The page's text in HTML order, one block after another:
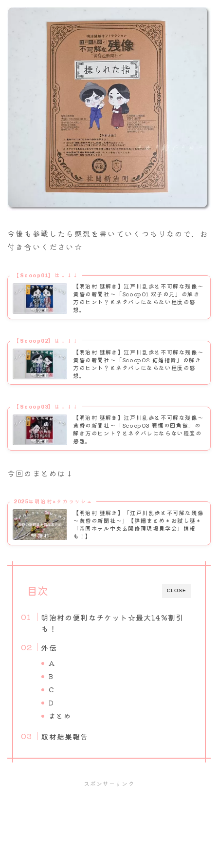
今後も参戦したら感想を書いていくつもりなので、お
付き合いください☆
【Scoop01】は↓↓↓
【明治村 謎解き】江戸川乱歩と不可解な残像～
黄昏の新聞社〜「Scoop01 双子の兄」の解き
方のヒント？とネタバレにならない程度の感
想。
【Scoop02】は↓↓↓
【明治村 謎解き】江戸川乱歩と不可解な残像～
黄昏の新聞社〜「Scoop02 結婚指輪」の解き
方のヒント？とネタバレにならない程度の感
想。
【Scoop03】は↓↓↓
【明治村 謎解き】江戸川乱歩と不可解な残像～
黄昏の新聞社〜「Scoop03 戦慄の四角館」の
解き方のヒント？とネタバレにならない程度の
感想。
今回のまとめは↓
2025年明治村×タカラッシュ
【明治村 謎解き】「江戸川乱歩と不可解な残像
～黄昏の新聞社〜」【詳細まとめ＊お試し謎＊
「帝国ホテル中央玄関修理現場見学会」情報
も！】
CLOSE
目次
明治村の便利なチケット☆最大14%割引
も！
外伝
A
B
C
D
まとめ
取材結果報告
スポンサーリンク